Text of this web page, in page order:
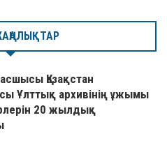
Қазақстан
Ұлттық архивінің ұжымы
20 жылдық